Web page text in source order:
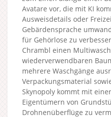
Avatare vor, die mit KI
Ausweisdetails oder
Gebärdensprache
für Gehörlose zu
Chrambl einen
wiederverwendbaren
mehrere Waschgänge
Verpackungsmaterial
Skynopoly kommt mit
Eigentümern von
Drohnenüberflüge zu